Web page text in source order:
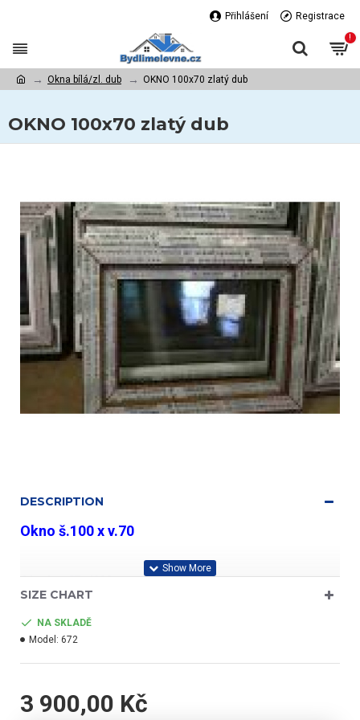
Přihlášení Registrace
!
Okna bílá/zl. dub OKNO 100x70 zlatý dub
OKNO 100x70 zlatý dub
DESCRIPTION
Okno š.100 x v.70
Aluplast ID 4000
profil třídy "A"
- barva zlatý dub/bílá
SIZE CHART
NA SKLADĚ
Model: 672
3 900,00 Kč